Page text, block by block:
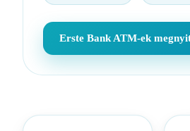
Erste Bank ATM-ek